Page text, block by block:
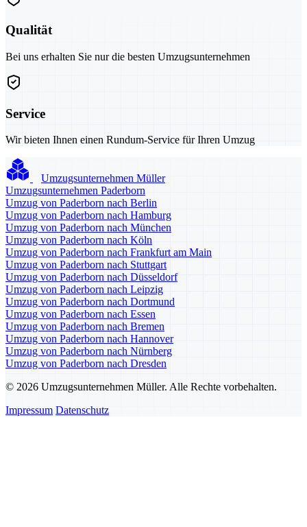
Qualität
Bei uns erhalten Sie nur die besten Umzugsunternehmen
Service
Wir bieten Ihnen einen Rundum-Service für Ihren Umzug
Umzugsunternehmen Müller
Umzugsunternehmen Paderborn
Umzug von Paderborn nach Berlin
Umzug von Paderborn nach Hamburg
Umzug von Paderborn nach München
Umzug von Paderborn nach Köln
Umzug von Paderborn nach Frankfurt am Main
Umzug von Paderborn nach Stuttgart
Umzug von Paderborn nach Düsseldorf
Umzug von Paderborn nach Leipzig
Umzug von Paderborn nach Dortmund
Umzug von Paderborn nach Essen
Umzug von Paderborn nach Bremen
Umzug von Paderborn nach Hannover
Umzug von Paderborn nach Nürnberg
Umzug von Paderborn nach Dresden
© 2026 Umzugsunternehmen Müller. Alle Rechte vorbehalten.
Impressum Datenschutz